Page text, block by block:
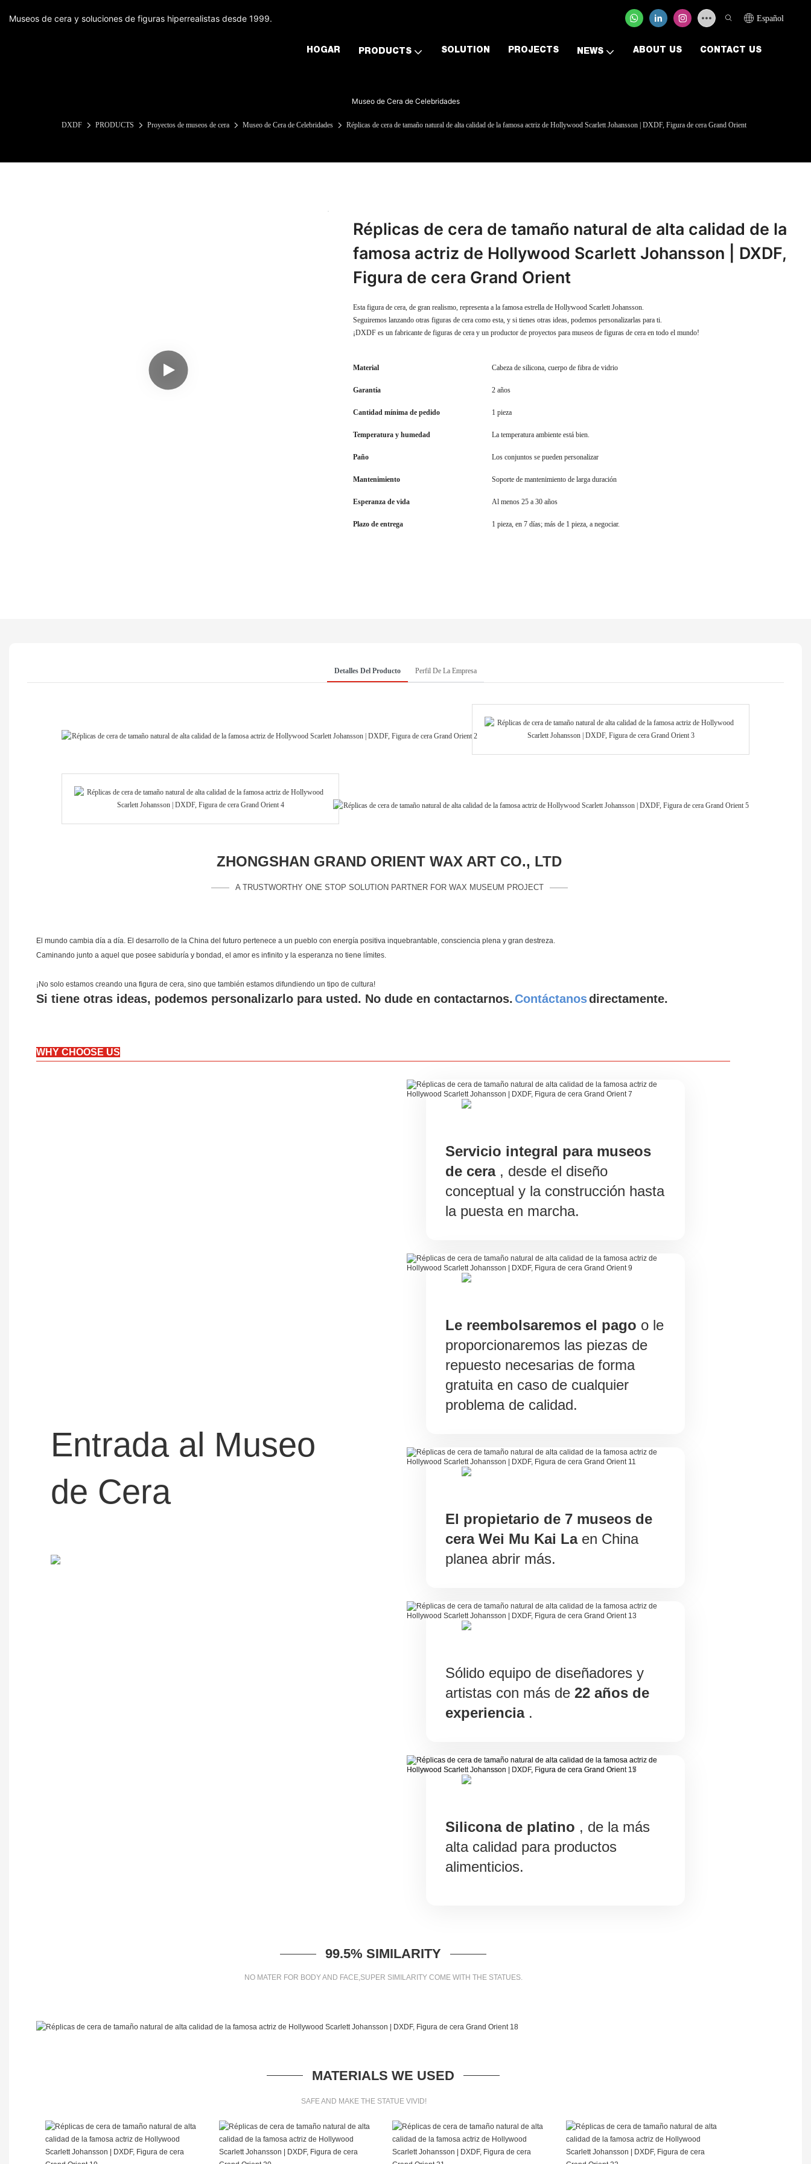
Museos de cera y soluciones de figuras hiperrealistas desde 1999. Español
HOGAR PRODUCTS SOLUTION PROJECTS NEWS ABOUT US CONTACT US
Museo de Cera de Celebridades
DXDF PRODUCTS Proyectos de museos de cera Museo de Cera de Celebridades Réplicas de cera de tamaño natural de alta calidad de la famosa actriz de Hollywood Scarlett Johansson | DXDF, Figura de cera Grand Orient
Réplicas de cera de tamaño natural de alta calidad de la
famosa actriz de Hollywood Scarlett Johansson | DXDF,
Figura de cera Grand Orient
Esta figura de cera, de gran realismo, representa a la famosa estrella de Hollywood Scarlett Johansson.
Seguiremos lanzando otras figuras de cera como esta, y si tienes otras ideas, podemos personalizarlas para ti.
¡DXDF es un fabricante de figuras de cera y un productor de proyectos para museos de figuras de cera en todo el mundo!
Material Cabeza de silicona, cuerpo de fibra de vidrio
Garantía 2 años
Cantidad mínima de pedido 1 pieza
Temperatura y humedad La temperatura ambiente está bien.
Paño Los conjuntos se pueden personalizar
Mantenimiento Soporte de mantenimiento de larga duración
Esperanza de vida Al menos 25 a 30 años
Plazo de entrega 1 pieza, en 7 días; más de 1 pieza, a negociar.
Detalles Del Producto Perfil De La Empresa
ZHONGSHAN GRAND ORIENT WAX ART CO., LTD
A TRUSTWORTHY ONE STOP SOLUTION PARTNER FOR WAX MUSEUM PROJECT
El mundo cambia día a día. El desarrollo de la China del futuro pertenece a un pueblo con energía positiva inquebrantable, consciencia plena y gran destreza.
Caminando junto a aquel que posee sabiduría y bondad, el amor es infinito y la esperanza no tiene límites.
¡No solo estamos creando una figura de cera, sino que también estamos difundiendo un tipo de cultura!
Si tiene otras ideas, podemos personalizarlo para usted. No dude en contactarnos.Contáctanosdirectamente.
WHY CHOOSE US
Entrada al Museo
de Cera
Servicio integral para museos
de cera, desde el diseño
conceptual y la construcción hasta
la puesta en marcha.
Le reembolsaremos el pago o le
proporcionaremos las piezas de
repuesto necesarias de forma
gratuita en caso de cualquier
problema de calidad.
El propietario de 7 museos de
cera Wei Mu Kai Laen China
planea abrir más.
Sólido equipo de diseñadores y
artistas con más de 22 años de
experiencia.
Silicona de platino , de la más
alta calidad para productos
alimenticios.
99.5% SIMILARITY
NO MATER FOR BODY AND FACE,SUPER SIMILARITY COME WITH THE STATUES.
MATERIALS WE USED
SAFE AND MAKE THE STATUE VIVID!